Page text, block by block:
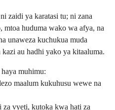
ni zaidi ya karatasi tu; ni zana
huduma wako wa afya, na
unaweza kuchukua muda
au hadhi yako ya kitaaluma.
muhimu:
maalum kukuhusu wewe na
vyeti, kutoka kwa hati za